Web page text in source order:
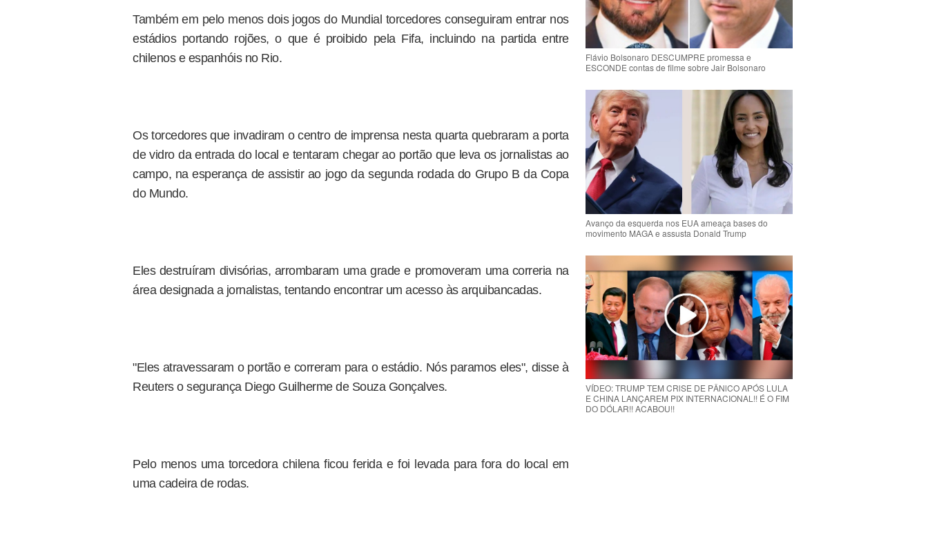
Também em pelo menos dois jogos do Mundial torcedores conseguiram entrar nos
estádios portando rojões, o que é proibido pela Fifa, incluindo na partida entre
chilenos e espanhóis no Rio.
Os torcedores que invadiram o centro de imprensa nesta quarta quebraram a porta
de vidro da entrada do local e tentaram chegar ao portão que leva os jornalistas ao
campo, na esperança de assistir ao jogo da segunda rodada do Grupo B da Copa
do Mundo.
Eles destruíram divisórias, arrombaram uma grade e promoveram uma correria na
área designada a jornalistas, tentando encontrar um acesso às arquibancadas.
"Eles atravessaram o portão e correram para o estádio. Nós paramos eles", disse à
Reuters o segurança Diego Guilherme de Souza Gonçalves.
Pelo menos uma torcedora chilena ficou ferida e foi levada para fora do local em
uma cadeira de rodas.
Flávio Bolsonaro DESCUMPRE promessa e
ESCONDE contas de filme sobre Jair Bolsonaro
Avanço da esquerda nos EUA ameaça bases do
movimento MAGA e assusta Donald Trump
VÍDEO: TRUMP TEM CRlSE DE PÂNlCO APÓS LULA
E CHINA LANÇAREM PIX INTERNACIONAL!! É O FIM
DO DÓLAR!! ACABOU!!